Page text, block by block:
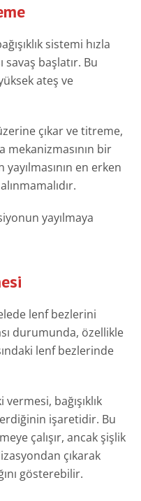
sistemi hızla
savaş başlatır. Bu
ateş ve
çıkar ve titreme,
mekanizmasının bir
en erken
yayılmaya
lenf bezlerini
durumunda, özellikle
lenf bezlerinde
bağışıklık
işaretidir. Bu
çalışır, ancak şişlik
çıkarak
gösterebilir.